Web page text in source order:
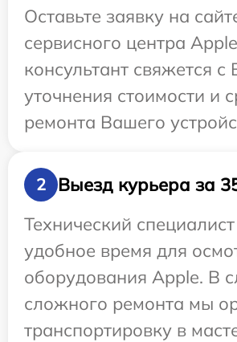
Оставьте заявку на
сервисного центра
консультант свяжется
уточнения стоимости и
ремонта Вашего
2
Выезд курьера за
Технический
удобное время для
оборудования Apple. В
сложного ремонта мы
транспортировку в